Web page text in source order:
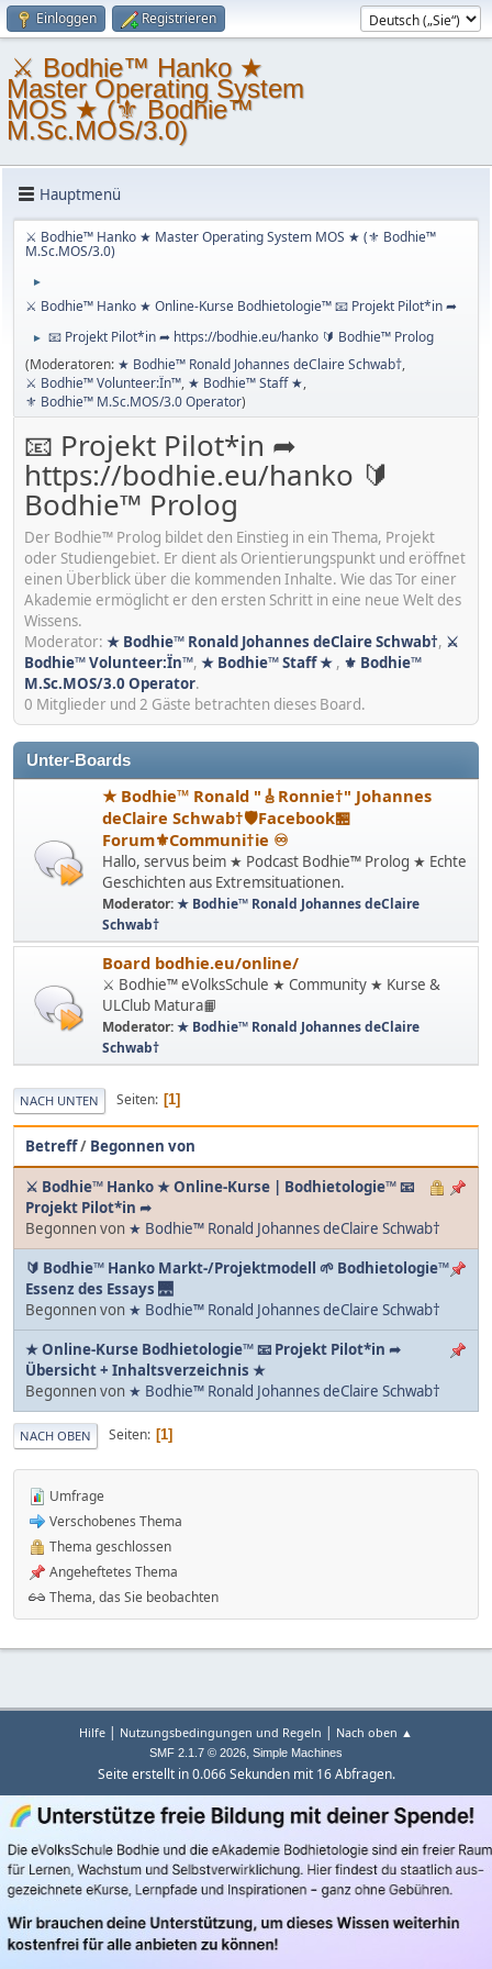
Einloggen Registrieren
⚔ Bodhie™ Hanko ★
Master Operating System
MOS ★ (⚜ Bodhie™
M.Sc.MOS/3.0)
Hauptmenü
⚔ Bodhie™ Hanko ★ Master Operating System MOS ★ (⚜ Bodhie™
M.Sc.MOS/3.0)
►
⚔ Bodhie™ Hanko ★ Online-Kurse Bodhietologie™ 📧 Projekt Pilot*in ➦
►
📧 Projekt Pilot*in ➦ https://bodhie.eu/hanko 🔰 Bodhie™ Prolog
(Moderatoren: ★ Bodhie™ Ronald Johannes deClaire Schwab†,
⚔ Bodhie™ Volunteer:Ïn™, ★ Bodhie™ Staff ★,
⚜ Bodhie™ M.Sc.MOS/3.0 Operator)
📧 Projekt Pilot*in ➦
https://bodhie.eu/hanko 🔰
Bodhie™ Prolog
Der Bodhie™ Prolog bildet den Einstieg in ein Thema, Projekt
oder Studiengebiet. Er dient als Orientierungspunkt und eröffnet
einen Überblick über die kommenden Inhalte. Wie das Tor einer
Akademie ermöglicht er den ersten Schritt in eine neue Welt des
Wissens.
Moderator: ★ Bodhie™ Ronald Johannes deClaire Schwab†, ⚔
Bodhie™ Volunteer:Ïn™, ★ Bodhie™ Staff ★ , ⚜ Bodhie™
M.Sc.MOS/3.0 Operator.
0 Mitglieder und 2 Gäste betrachten dieses Board.
Unter-Boards
★ Bodhie™ Ronald "🎸Ronnie†" Johannes
deClaire Schwab†🛡️Facebook🏪
Forum⚜️Communi†ie ♾️
Hallo, servus beim ★ Podcast Bodhie™ Prolog ★ Echte
Geschichten aus Extremsituationen.
Moderator:★ Bodhie™ Ronald Johannes deClaire
Schwab†
Board bodhie.eu/online/
⚔ Bodhie™ eVolksSchule ★ Community ★ Kurse &
ULClub Matura📙
Moderator:★ Bodhie™ Ronald Johannes deClaire
Schwab†
NACH UNTEN Seiten 1
Betreff/ Begonnen von
⚔ Bodhie™ Hanko ★ Online-Kurse | Bodhietologie™ 📧
Projekt Pilot*in ➦
Begonnen von ★ Bodhie™ Ronald Johannes deClaire Schwab†
🔰 Bodhie™ Hanko Markt-/Projektmodell 🌱 Bodhietologie™
Essenz des Essays 🌉
Begonnen von ★ Bodhie™ Ronald Johannes deClaire Schwab†
★ Online-Kurse Bodhietologie™ 📧 Projekt Pilot*in ➦
Übersicht + Inhaltsverzeichnis ★
Begonnen von ★ Bodhie™ Ronald Johannes deClaire Schwab†
NACH OBEN Seiten 1
Umfrage
Verschobenes Thema
Thema geschlossen
Angeheftetes Thema
Thema, das Sie beobachten
Hilfe | Nutzungsbedingungen und Regeln | Nach oben ▲
SMF 2.1.7 © 2026, Simple Machines
Seite erstellt in 0.066 Sekunden mit 16 Abfragen.